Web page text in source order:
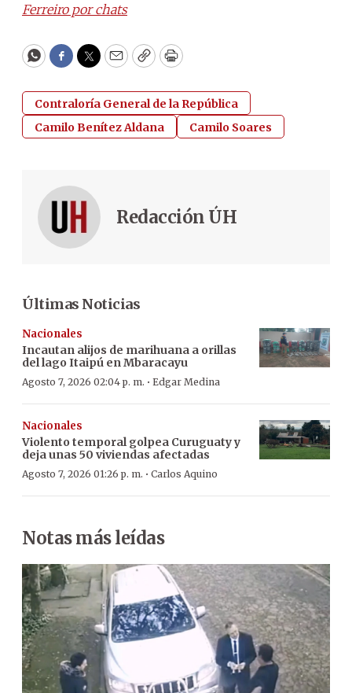
Ferreiro por chats
WhatsApp
Facebook
Twitter
EmailCopyPrint
Contraloría General de la República
Camilo Benítez Aldana
Camilo Soares
Redacción ÚH
Últimas Noticias
Nacionales
Incautan alijos de marihuana a orillas
del lago Itaipú en Mbaracayu
Agosto 7, 2026 02:04 p. m. · Edgar Medina
Nacionales
Violento temporal golpea Curuguaty y
deja unas 50 viviendas afectadas
Agosto 7, 2026 01:26 p. m. · Carlos Aquino
Notas más leídas